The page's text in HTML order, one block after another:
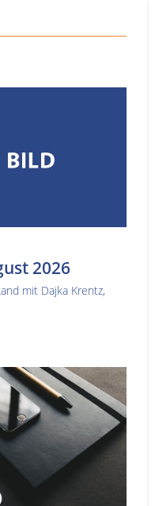
2026
mit Dajka Krentz,